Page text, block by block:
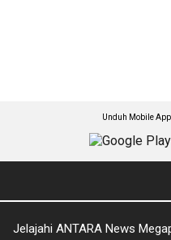
Unduh Mobile
Jelajahi ANTARA News